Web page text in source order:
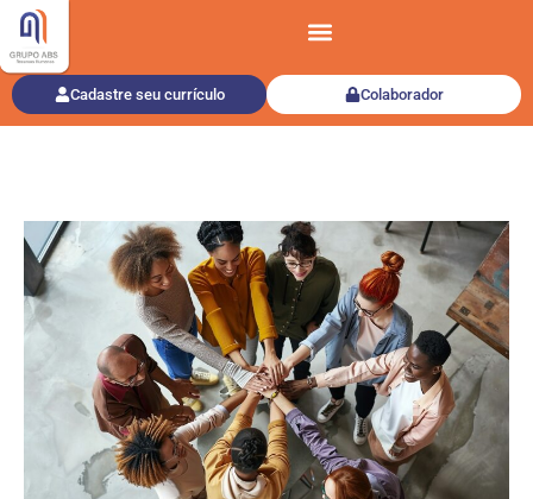
Cadastre seu currículo Colaborador